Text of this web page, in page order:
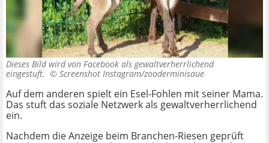
Dieses Bild wird von Facebook als gewaltverherrlichend
eingestuft. © Screenshot Instagram/zooderminisaue
Auf dem anderen spielt ein Esel-Fohlen mit seiner Mama.
Das stuft das soziale Netzwerk als gewaltverherrlichend
ein.
Nachdem die Anzeige beim Branchen-Riesen geprüft